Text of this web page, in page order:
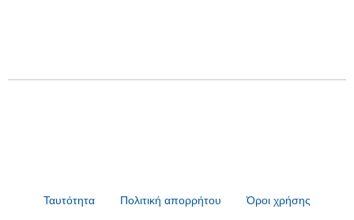
Ταυτότητα Πολιτική απορρήτου Όροι χρήσης